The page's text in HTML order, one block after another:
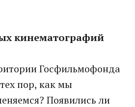
кинематографий
Госфильмофонда
пор, как мы
Появились ли